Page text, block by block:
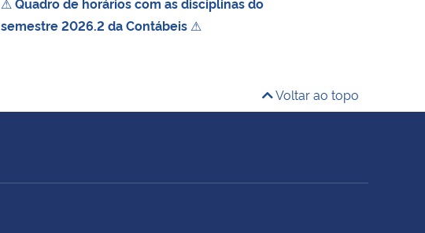
semestre 2026.2 da Contábeis ⚠
Voltar ao topo